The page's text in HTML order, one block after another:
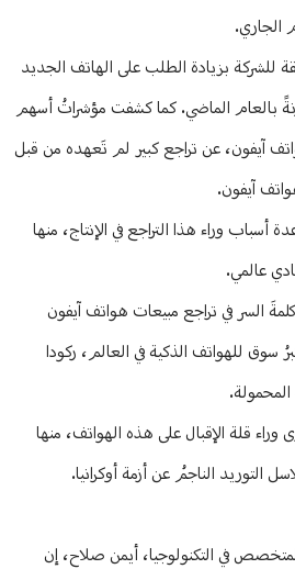
الجاري.
للشركة بزيادة الطلب على الهاتف الجديد
في المئة مقارنةً بالعام الماضي. كما كشفت مؤشراتُ أسهم
آيفون، عن تراجع كبير لم تَعهده من قبل
آيفون.
أسباب وراء هذا التراجع في الإنتاج، منها
عالمي.
السر في تراجع مبيعات هواتف آيفون
سوق للهواتف الذكية في العالم، ركودا
وراء قلة الإقبال على هذه الهواتف، منها
التوريد الناجمُ عن أزمة أوكرانيا.
في التكنولوجيا، أيمن صلاح، إن